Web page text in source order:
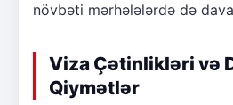
növbəti mərhələlərdə də
Viza Çətinlikləri və
Qiymətlər